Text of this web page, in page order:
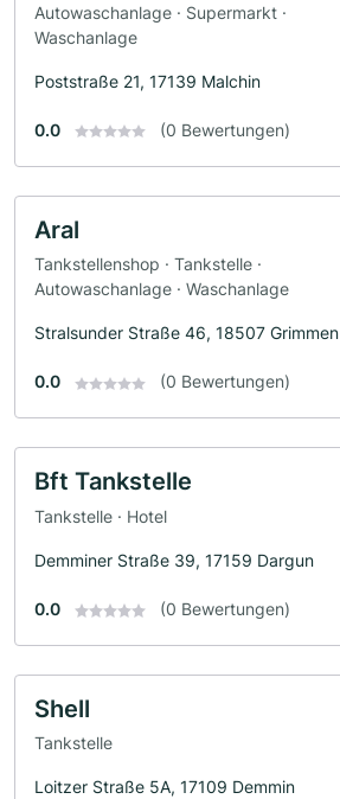
Autowaschanlage · Supermarkt ·
Waschanlage
Poststraße 21, 17139 Malchin
0.0 (0 Bewertungen)
Aral
Tankstellenshop · Tankstelle ·
Autowaschanlage · Waschanlage
Stralsunder Straße 46, 18507 Grimmen
0.0 (0 Bewertungen)
Bft Tankstelle
Tankstelle · Hotel
Demminer Straße 39, 17159 Dargun
0.0 (0 Bewertungen)
Shell
Tankstelle
Loitzer Straße 5A, 17109 Demmin